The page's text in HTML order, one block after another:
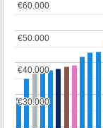
€30.000
€30.000
€40.000
€40.000
€50.000
€50.000
€60.000
€60.000